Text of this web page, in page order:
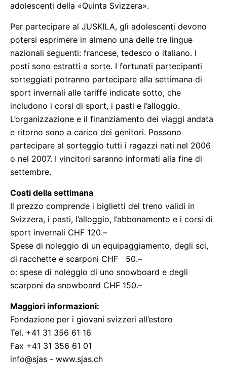
adolescenti della «Quinta Svizzera».
Per partecipare al JUSKILA, gli adolescenti devono
potersi esprimere in almeno una delle tre lingue
nazionali seguenti: francese, tedesco o italiano. I
posti sono estratti a sorte. I fortunati partecipanti
sorteggiati potranno partecipare alla settimana di
sport invernali alle tariffe indicate sotto, che
includono i corsi di sport, i pasti e l’alloggio.
L’organizzazione e il finanziamento dei viaggi andata
e ritorno sono a carico dei genitori. Possono
partecipare al sorteggio tutti i ragazzi nati nel 2006
o nel 2007. I vincitori saranno informati alla fine di
settembre.
Costi della settimana
Il prezzo comprende i biglietti del treno validi in
Svizzera, i pasti, l’alloggio, l’abbonamento e i corsi di
sport invernali CHF 120.–
Spese di noleggio di un equipaggiamento, degli sci,
di racchette e scarponi CHF 50.–
o: spese di noleggio di uno snowboard e degli
scarponi da snowboard CHF 150.–
Maggiori informazioni:
Fondazione per i giovani svizzeri all’estero
Tel. +41 31 356 61 16
Fax +41 31 356 61 01
info@sjas - www.sjas.ch